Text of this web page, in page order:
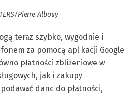
Pierre Albouy
teraz szybko, wygodnie i
za pomocą aplikacji Google
płatności zbliżeniowe w
jak i zakupy
dane do płatności,